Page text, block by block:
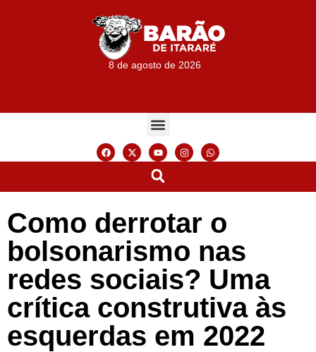
8 de agosto de 2026
Como derrotar o
bolsonarismo nas
redes sociais? Uma
crítica construtiva às
esquerdas em 2022